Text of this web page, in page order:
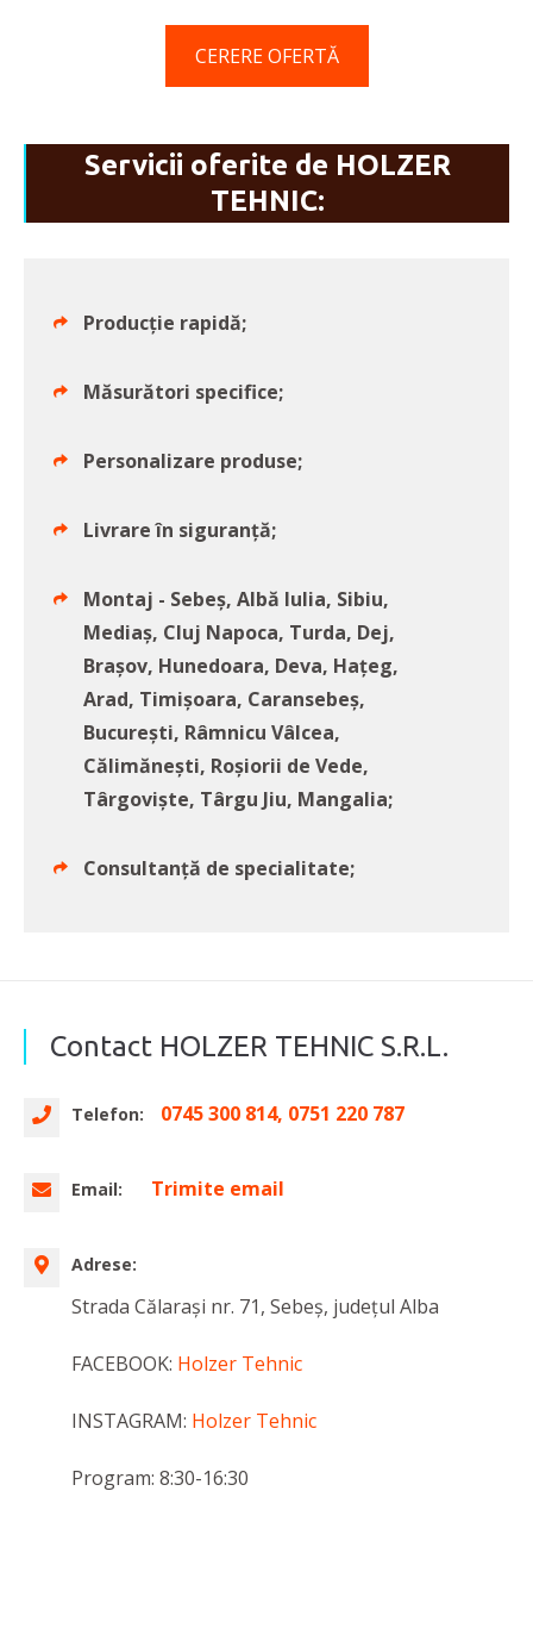
CERERE OFERTĂ
Servicii oferite de HOLZER
TEHNIC:
Producție rapidă;
Măsurători specifice;
Personalizare produse;
Livrare în siguranță;
Montaj - Sebeș, Albă Iulia, Sibiu,
Mediaș, Cluj Napoca, Turda, Dej,
Brașov, Hunedoara, Deva, Hațeg,
Arad, Timișoara, Caransebeș,
București, Râmnicu Vâlcea,
Călimănești, Roșiorii de Vede,
Târgoviște, Târgu Jiu, Mangalia;
Consultanță de specialitate;
Contact HOLZER TEHNIC S.R.L.
Telefon: 0745 300 814, 0751 220 787
Email: Trimite email
Adrese:
Strada Călarași nr. 71, Sebeș, județul Alba
FACEBOOK: Holzer Tehnic
INSTAGRAM: Holzer Tehnic
Program: 8:30-16:30